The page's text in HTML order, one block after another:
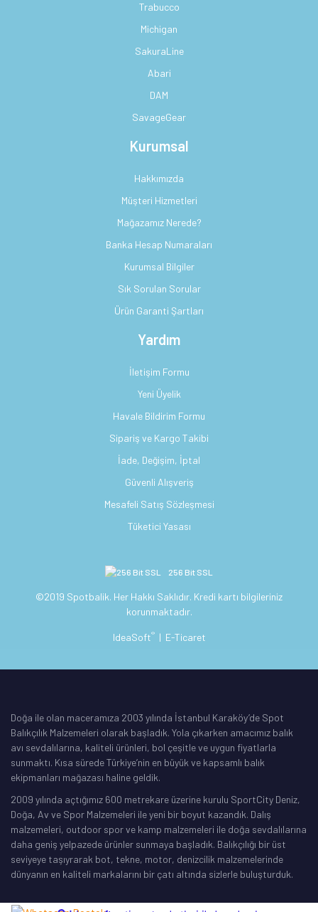
Trabucco
Michigan
SakuraLine
Abari
DAM
SavageGear
Kurumsal
Hakkımızda
Müşteri Hizmetleri
Mağazamız Nerede?
Banka Hesap Numaraları
Kurumsal Bilgiler
Sık Sorulan Sorular
Ürün Garanti Şartları
Yardım
İletişim Formu
Yeni Üyelik
Havale Bildirim Formu
Sipariş ve Kargo Takibi
İade, Değişim, İptal
Güvenli Alışveriş
Mesafeli Satış Sözleşmesi
Tüketici Yasası
256 Bit SSL
©2019 Spotbalik. Her Hakkı Saklıdır. Kredi kartı bilgileriniz
korunmaktadır.
IdeaSoft® | E-Ticaret
Doğa ile olan maceramıza 2003 yılında İstanbul Karaköy’de Spot
Balıkçılık Malzemeleri olarak başladık. Yola çıkarken amacımız balık
avı sevdalılarına, kaliteli ürünleri, bol çeşitle ve uygun fiyatlarla
sunmaktı. Kısa sürede Türkiye’nin en büyük ve kapsamlı balık
ekipmanları mağazası haline geldik.
2009 yılında açtığımız 600 metrekare üzerine kurulu SportCity Deniz,
Doğa, Av ve Spor Malzemeleri ile yeni bir boyut kazandık. Dalış
malzemeleri, outdoor spor ve kamp malzemeleri ile doğa sevdalılarına
daha geniş yelpazede ürünler sunmaya başladık. Balıkçılığı bir üst
seviyeye taşıyrarak bot, tekne, motor, denizcilik malzemelerinde
dünyanın en kaliteli markalarını bir çatı altında sizlerle buluşturduk.